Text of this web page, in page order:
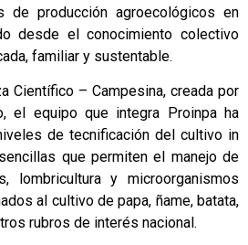
de producción agroecológicos en
desde el conocimiento colectivo
familiar y sustentable.
Científico – Campesina, creada por
el equipo que integra Proinpa ha
de tecnificación del cultivo in
que permiten el manejo de
lombricultura y microorganismos
al cultivo de papa, ñame, batata,
rubros de interés nacional.